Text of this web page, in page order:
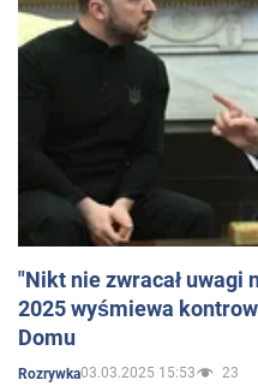
"Nikt nie zwracał uwagi
2025 wyśmiewa
Domu
Rozrywka03.03.2025 15:53 23